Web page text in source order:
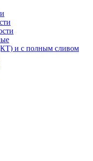
и с полным сливом